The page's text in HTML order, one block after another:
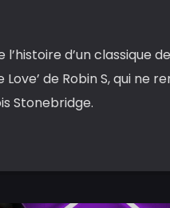
d’un classique
de Robin S, qui ne
Stonebridge.